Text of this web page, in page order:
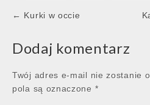
Post
← Kurki w occie
Dodaj komentarz
Twój adres e-mail nie zostanie
pola są oznaczone *